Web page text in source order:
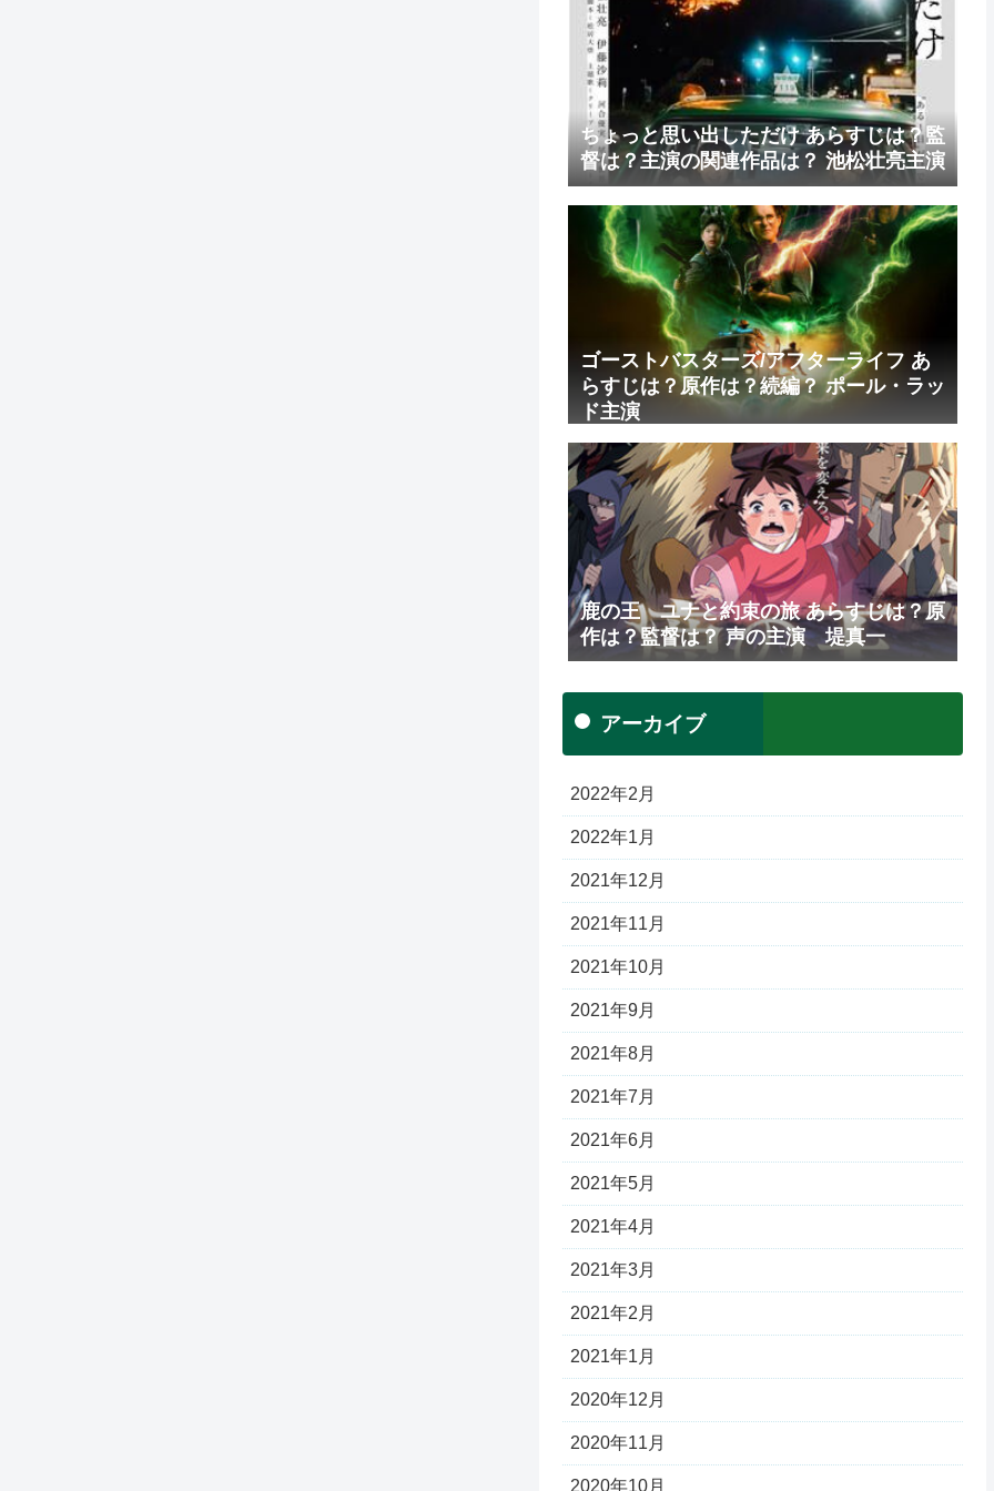
ちょっと思い出しただけ あらすじは？監
督は？主演の関連作品は？ 池松壮亮主演
ゴーストバスターズ/アフターライフ あ
らすじは？原作は？続編？ ポール・ラッ
ド主演
鹿の王 ユナと約束の旅 あらすじは？原
作は？監督は？ 声の主演 堤真一
アーカイブ
2022年2月
2022年1月
2021年12月
2021年11月
2021年10月
2021年9月
2021年8月
2021年7月
2021年6月
2021年5月
2021年4月
2021年3月
2021年2月
2021年1月
2020年12月
2020年11月
2020年10月